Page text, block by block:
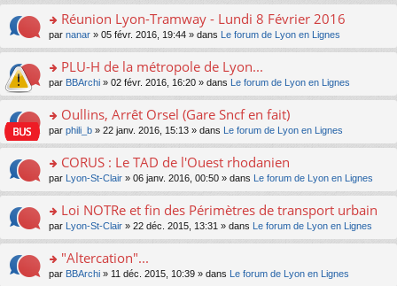
s
ré
e
pl
u
s
ré
e
o
lu
le
pl
u
s
c
e
nt
e
s
a
e
n
o
lu
le
pl
u
s
e
nt
er
le
m
e
s
a
g
e
n
lu
le
pl
u
ré
c
e
nt
o
n
ult
er
le
m
e
a
g
e
n
n
le
pl
Réunion Lyon-Tramway - Lundi 8 Février 2016
par nanar » 05 févr. 2016, 19:44 » dans Le forum de Lyon en Lignes
o
n
ult
er
le
m
e
a
g
e
n
n
PLU-H de la métropole de Lyon...
par BBArchi » 02 févr. 2016, 16:20 » dans Le forum de Lyon en Lignes
o
n
ult
er
le
m
e
a
g
Oullins, Arrêt Orsel (Gare Sncf en fait)
par phili_b » 22 janv. 2016, 15:13 » dans Le forum de Lyon en Lignes
o
n
ult
er
le
m
e
CORUS : Le TAD de l'Ouest rhodanien
par Lyon-St-Clair » 06 janv. 2016, 00:50 » dans Le forum de Lyon en Lignes
o
n
ult
er
Loi NOTRe et fin des Périmètres de transport urbain
par Lyon-St-Clair » 22 déc. 2015, 13:31 » dans Le forum de Lyon en Lignes
o
"Altercation"...
par BBArchi » 11 déc. 2015, 10:39 » dans Le forum de Lyon en Lignes